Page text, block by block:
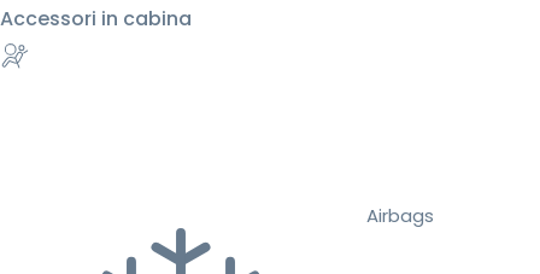
Accessori in cabina
Airbags